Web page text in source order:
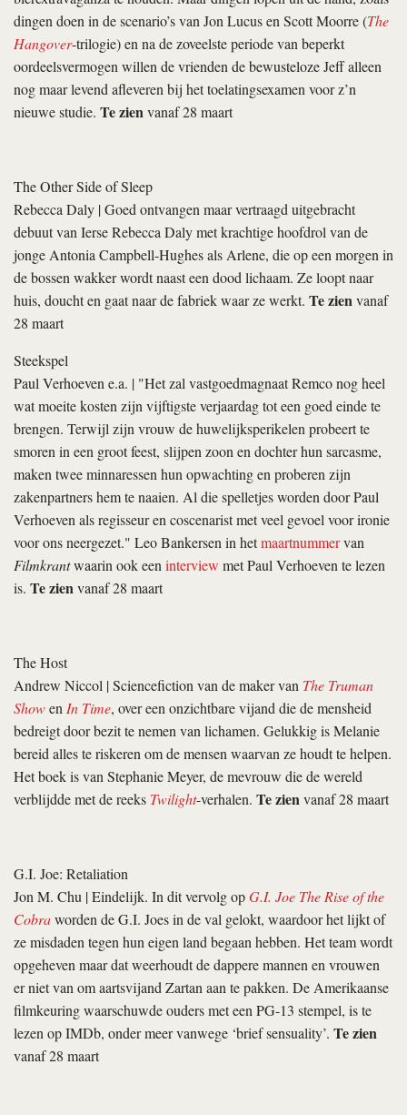
dingen doen in de scenario’s van Jon Lucus en Scott Moorre (The
Hangover-trilogie) en na de zoveelste periode van beperkt
oordeelsvermogen willen de vrienden de bewusteloze Jeff alleen
nog maar levend afleveren bij het toelatingsexamen voor z’n
nieuwe studie. Te zienvanaf 28 maart
The Other Side of Sleep
Rebecca Daly | Goed ontvangen maar vertraagd uitgebracht
debuut van Ierse Rebecca Daly met krachtige hoofdrol van de
jonge Antonia Campbell-Hughes als Arlene, die op een morgen in
de bossen wakker wordt naast een dood lichaam. Ze loopt naar
huis, doucht en gaat naar de fabriek waar ze werkt. Te zienvanaf
28 maart
Steekspel
Paul Verhoeven e.a. | "Het zal vastgoedmagnaat Remco nog heel
wat moeite kosten zijn vijftigste verjaardag tot een goed einde te
brengen. Terwijl zijn vrouw de huwelijksperikelen probeert te
smoren in een groot feest, slijpen zoon en dochter hun sarcasme,
maken twee minnaressen hun opwachting en proberen zijn
zakenpartners hem te naaien. Al die spelletjes worden door Paul
Verhoeven als regisseur en coscenarist met veel gevoel voor ironie
voor ons neergezet." Leo Bankersen in hetmaartnummervan
Filmkrantwaarin ook eeninterview met Paul Verhoeven te lezen
is. Te zienvanaf 28 maart
The Host
Andrew Niccol | Sciencefiction van de maker van The Truman
ShowenIn Time, over een onzichtbare vijand die de mensheid
bedreigt door bezit te nemen van lichamen. Gelukkig is Melanie
bereid alles te riskeren om de mensen waarvan ze houdt te helpen.
Het boek is van Stephanie Meyer, de mevrouw die de wereld
verblijdde met de reeks Twilight-verhalen. Te zienvanaf 28 maart
G.I. Joe: Retaliation
Jon M. Chu | Eindelijk. In dit vervolg opG.I. Joe The Rise of the
Cobraworden de G.I. Joes in de val gelokt, waardoor het lijkt of
ze misdaden tegen hun eigen land begaan hebben. Het team wordt
opgeheven maar dat weerhoudt de dappere mannen en vrouwen
er niet van om aartsvijand Zartan aan te pakken. De Amerikaanse
filmkeuring waarschuwde ouders met een PG-13 stempel, is te
lezen op IMDb, onder meer vanwege ‘brief sensuality’. Te zien
vanaf 28 maart